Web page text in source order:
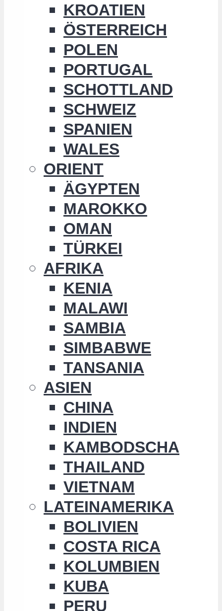
KROATIEN
ÖSTERREICH
POLEN
PORTUGAL
SCHOTTLAND
SCHWEIZ
SPANIEN
WALES
ORIENT
ÄGYPTEN
MAROKKO
OMAN
TÜRKEI
AFRIKA
KENIA
MALAWI
SAMBIA
SIMBABWE
TANSANIA
ASIEN
CHINA
INDIEN
KAMBODSCHA
THAILAND
VIETNAM
LATEINAMERIKA
BOLIVIEN
COSTA RICA
KOLUMBIEN
KUBA
PERU